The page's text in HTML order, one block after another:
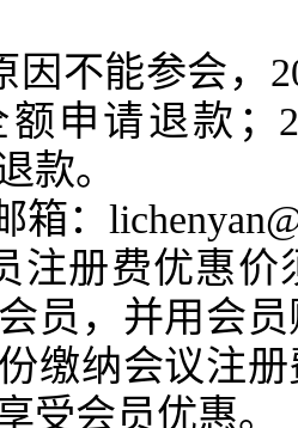
因不能参会，
申请退款；
款。
箱：
注册费优惠
员，并用会
缴纳会议注
受会员优惠。